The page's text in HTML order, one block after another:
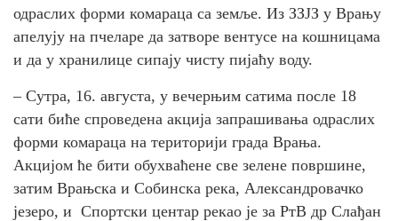
одраслих форми комараца са земље. Из ЗЗЈЗ у Врању
апелују на пчеларе да затворе вентусе на кошницама
и да у хранилице сипају чисту пијаћу воду.
– Сутра, 16. августа, у вечерњим сатима после 18
сати биће спроведена акција запрашивања одраслих
форми комараца на територији града Врања.
Акцијом ће бити обухваћене све зелене површине,
затим Врањска и Собинска река, Александровачко
језеро, и Спортски центар рекао је за РтВ др Слађан